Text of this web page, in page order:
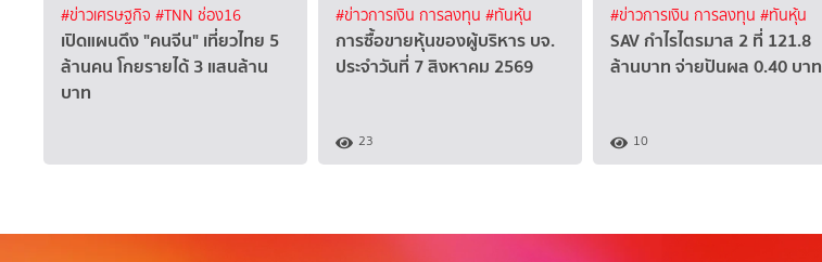
#ข่าวเศรษฐกิจ #TNN ช่อง16
เปิดแผนดึง "คนจีน" เที่ยวไทย 5
ล้านคน โกยรายได้ 3 แสนล้าน
บาท
#ข่าวการเงิน การลงทุน #ทันหุ้น
การซื้อขายหุ้นของผู้บริหาร บจ.
ประจำวันที่ 7 สิงหาคม 2569
23
#ข่าวการเงิน การลงทุน #ทันหุ้น
SAV กำไรไตรมาส 2 ที่ 121.8
ล้านบาท จ่ายปันผล 0.40 บาท
10